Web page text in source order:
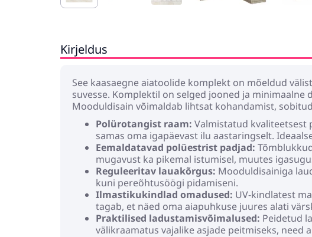
Kirjeldus
See kaasaegne aiatoolide komplekt on mõeldud
suvesse. Komplektil on selged jooned ja
Mooduldisain võimaldab lihtsat kohandamist,
Polürotangist raam: Valmistatud kvaliteetsest
samas oma igapäevast ilu aastaringselt.
Eemaldatavad polüestrist padjad:
mugavust ka pikemal istumisel, muutes
Reguleeritav lauakõrgus: Mooduldisainiga
kuni pereõhtusöögi pidamiseni.
Ilmastikukindlad omadused: UV-kindlatest
tagab, et näed oma aiapuhkuse juures alati
Praktilised ladustamisvõimalused: Peidetud
välikraamatus vajalike asjade peitmiseks,